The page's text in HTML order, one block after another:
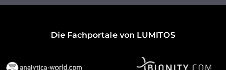
Die Fachportale von LUMITOS